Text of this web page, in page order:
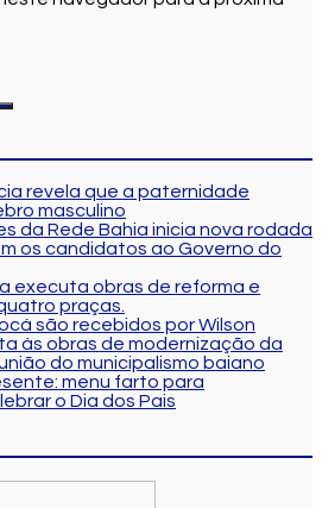
revela que a paternidade
masculino
da Rede Bahia inicia nova rodada
os candidatos ao Governo do
executa obras de reforma e
praças.
são recebidos por Wilson
às obras de modernização da
do municipalismo baiano
menu farto para
o Dia dos Pais